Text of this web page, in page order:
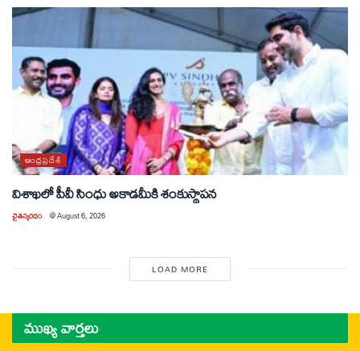
ఆంధ్రప్రదేశ్
విశాఖలో పీవీ సింధు అకాడమీకి శంకుస్థాపన
చైతన్యరధం @August 6, 2026
LOAD MORE
ముఖ్య వార్తలు